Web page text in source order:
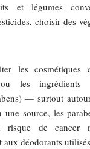
et légumes
choisir des
les cosmétiques
ou les ingrédients
— surtout
une source, les
risque de cancer
aux déodorants